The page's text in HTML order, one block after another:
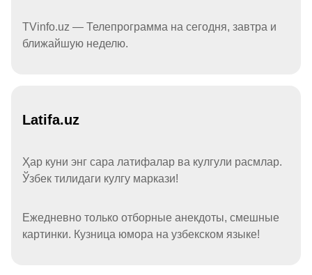
TVinfo.uz — Телепрограмма на сегодня, завтра и
ближайшую неделю.
Latifa.uz
Ҳар куни энг сара латифалар ва кулгули расмлар.
Ўзбек тилидаги кулгу маркази!
Ежедневно только отборные анекдоты, смешные
картинки. Кузница юмора на узбекском языке!